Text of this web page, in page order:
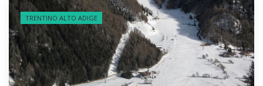
TRENTINO ALTO ADIGE